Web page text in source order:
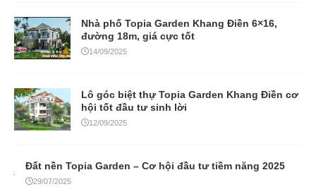
Nhà phố Topia Garden Khang Điền 6×16,
đường 18m, giá cực tốt
14/09/2025
Lô góc biệt thự Topia Garden Khang Điền cơ
hội tốt đầu tư sinh lời
12/09/2025
Đất nền Topia Garden – Cơ hội đầu tư tiềm năng 2025
29/07/2025